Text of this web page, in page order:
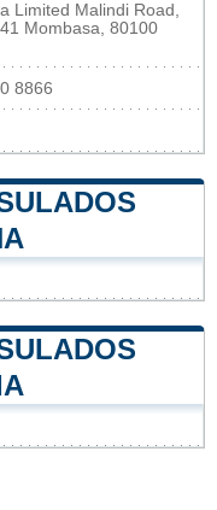
Limited Malindi Road,
Mombasa, 80100
8866